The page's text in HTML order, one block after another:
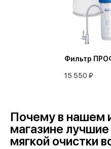
Фильтр
15 550 ₽
Почему в нашем
магазине
мягкой очистки